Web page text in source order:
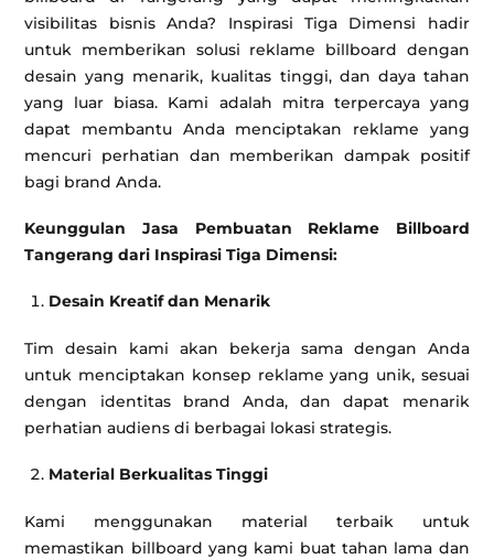
visibilitas bisnis Anda? Inspirasi Tiga Dimensi hadir
untuk memberikan solusi reklame billboard dengan
desain yang menarik, kualitas tinggi, dan daya tahan
yang luar biasa. Kami adalah mitra terpercaya yang
dapat membantu Anda menciptakan reklame yang
mencuri perhatian dan memberikan dampak positif
bagi brand Anda.
Keunggulan Jasa Pembuatan Reklame Billboard
Tangerang dari Inspirasi Tiga Dimensi:
Desain Kreatif dan Menarik
Tim desain kami akan bekerja sama dengan Anda
untuk menciptakan konsep reklame yang unik, sesuai
dengan identitas brand Anda, dan dapat menarik
perhatian audiens di berbagai lokasi strategis.
Material Berkualitas Tinggi
Kami menggunakan material terbaik untuk
memastikan billboard yang kami buat tahan lama dan